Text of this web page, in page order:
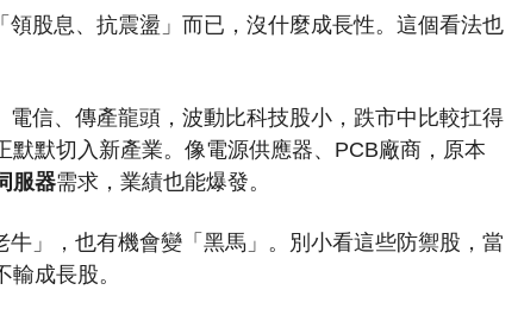
股息、抗震盪」而已，沒什麼成長性。這個看法也
電信、傳產龍頭，波動比科技股小，跌市中比較扛得
默默切入新產業。像電源供應器、PCB廠商，原本
服器需求，業績也能爆發。
」，也有機會變「黑馬」。別小看這些防禦股，當
輸成長股。